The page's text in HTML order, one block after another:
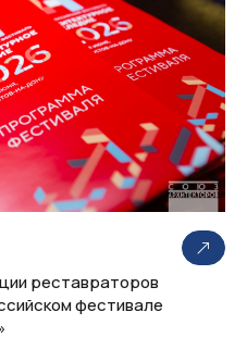
реставраторов
фестивале